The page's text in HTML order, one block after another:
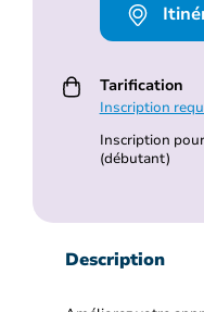
Tarification
Inscription
Inscription
(débutant)
Description